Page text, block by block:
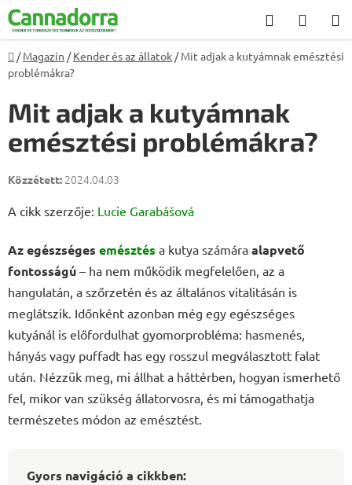
Ugrás
fő
tartalomhoz
Keresés
Kezdőlap
/ Magazin / Kender és az állatok / Mit adjak a kutyámnak emésztési
problémákra?
Mit adjak a kutyámnak
emésztési problémákra?
2024.04.03
A cikk szerzője: Lucie Garabášová
Az egészséges emésztés a kutya számára alapvető
fontosságú – ha nem működik megfelelően, az a
hangulatán, a szőrzetén és az általános vitalitásán is
meglátszik. Időnként azonban még egy egészséges
kutyánál is előfordulhat gyomorprobléma: hasmenés,
hányás vagy puffadt has egy rosszul megválasztott falat
után. Nézzük meg, mi állhat a háttérben, hogyan ismerhető
fel, mikor van szükség állatorvosra, és mi támogathatja
természetes módon az emésztést.
Gyors navigáció a cikkben: